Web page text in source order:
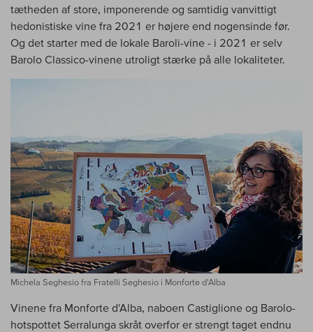
tætheden af store, imponerende og samtidig vanvittigt
hedonistiske vine fra 2021 er højere end nogensinde før.
Og det starter med de lokale Baroli-vine - i 2021 er selv
Barolo Classico-vinene utroligt stærke på alle lokaliteter.
Michela Seghesio fra Fratelli Seghesio i Monforte d'Alba
Vinene fra Monforte d'Alba, naboen Castiglione og Barolo-
hotspottet Serralunga skråt overfor er strengt taget endnu